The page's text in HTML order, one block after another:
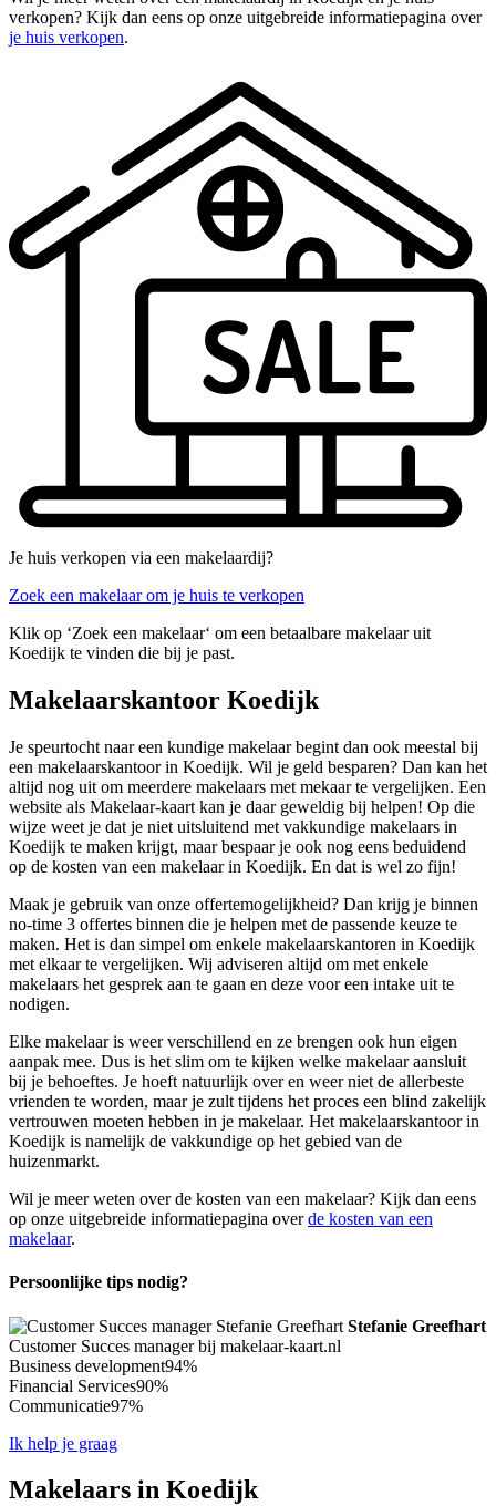
verkopen? Kijk dan eens op onze uitgebreide informatiepagina over
je huis verkopen.
Je huis verkopen via een makelaardij?
Zoek een makelaar om je huis te verkopen
Klik op ‘Zoek een makelaar‘ om een betaalbare makelaar uit
Koedijk te vinden die bij je past.
Makelaarskantoor Koedijk
Je speurtocht naar een kundige makelaar begint dan ook meestal bij
een makelaarskantoor in Koedijk. Wil je geld besparen? Dan kan het
altijd nog uit om meerdere makelaars met mekaar te vergelijken. Een
website als Makelaar-kaart kan je daar geweldig bij helpen! Op die
wijze weet je dat je niet uitsluitend met vakkundige makelaars in
Koedijk te maken krijgt, maar bespaar je ook nog eens beduidend
op de kosten van een makelaar in Koedijk. En dat is wel zo fijn!
Maak je gebruik van onze offertemogelijkheid? Dan krijg je binnen
no-time 3 offertes binnen die je helpen met de passende keuze te
maken. Het is dan simpel om enkele makelaarskantoren in Koedijk
met elkaar te vergelijken. Wij adviseren altijd om met enkele
makelaars het gesprek aan te gaan en deze voor een intake uit te
nodigen.
Elke makelaar is weer verschillend en ze brengen ook hun eigen
aanpak mee. Dus is het slim om te kijken welke makelaar aansluit
bij je behoeftes. Je hoeft natuurlijk over en weer niet de allerbeste
vrienden te worden, maar je zult tijdens het proces een blind zakelijk
vertrouwen moeten hebben in je makelaar. Het makelaarskantoor in
Koedijk is namelijk de vakkundige op het gebied van de
huizenmarkt.
Wil je meer weten over de kosten van een makelaar? Kijk dan eens
op onze uitgebreide informatiepagina overde kosten van een
makelaar.
Persoonlijke tips nodig?
Stefanie Greefhart
Customer Succes manager bij makelaar-kaart.nl
Business development94%
Financial Services90%
Communicatie97%
Ik help je graag
Makelaars in Koedijk